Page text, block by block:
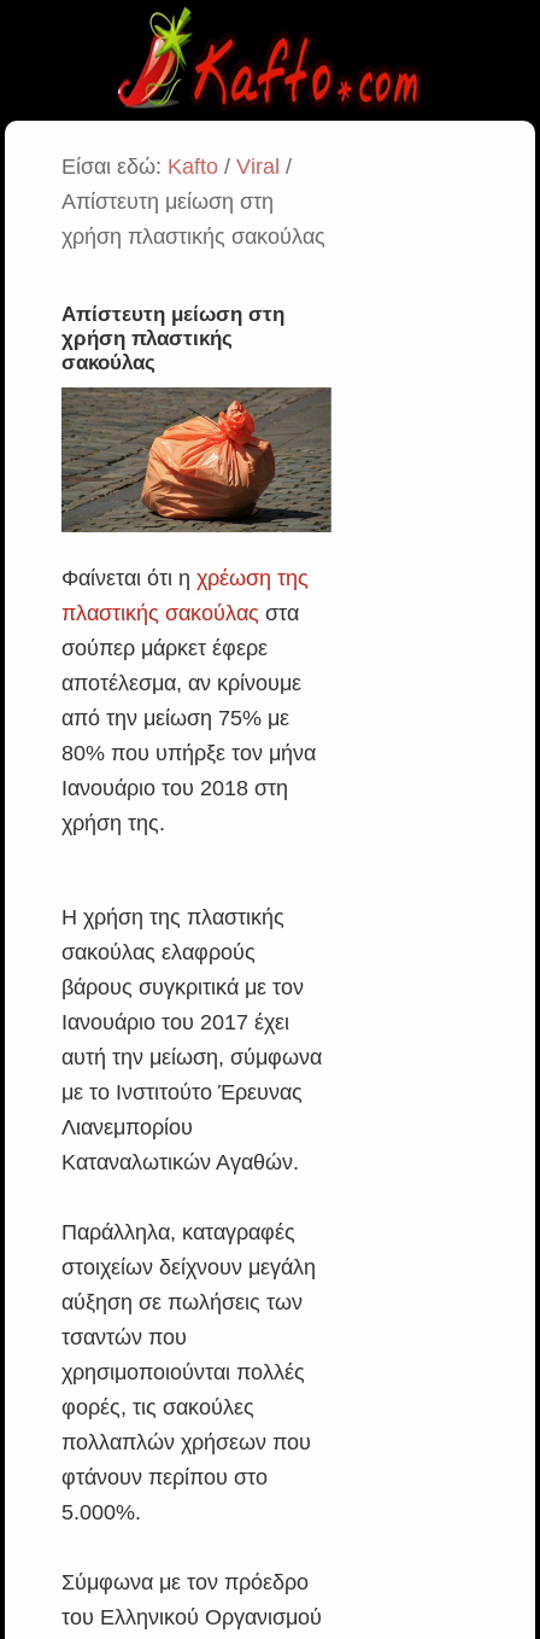
Είσαι εδώ: Kafto/ Viral /
Απίστευτη μείωση στη
χρήση πλαστικής σακούλας
Απίστευτη μείωση στη
χρήση πλαστικής
σακούλας
Φαίνεται ότι η χρέωση της
πλαστικής σακούλας στα
σούπερ μάρκετ έφερε
αποτέλεσμα, αν κρίνουμε
από την μείωση 75% με
80% που υπήρξε τον μήνα
Ιανουάριο του 2018 στη
χρήση της.
Η χρήση της πλαστικής
σακούλας ελαφρούς
βάρους συγκριτικά με τον
Ιανουάριο του 2017 έχει
αυτή την μείωση, σύμφωνα
με το Ινστιτούτο Έρευνας
Λιανεμπορίου
Καταναλωτικών Αγαθών.
Παράλληλα, καταγραφές
στοιχείων δείχνουν μεγάλη
αύξηση σε πωλήσεις των
τσαντών που
χρησιμοποιούνται πολλές
φορές, τις σακούλες
πολλαπλών χρήσεων που
φτάνουν περίπου στο
5.000%.
Σύμφωνα με τον πρόεδρο
του Ελληνικού Οργανισμού